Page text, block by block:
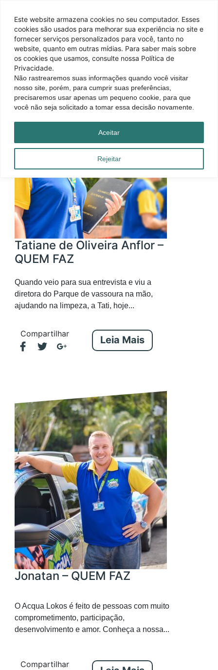
Este website armazena cookies no seu computador. Esses
cookies são usados ​​para melhorar sua experiência no site e
fornecer serviços personalizados para você, tanto no
website, quanto em outras mídias. Para saber mais sobre
os cookies que usamos, consulte nossa Política de
Privacidade.
Não rastrearemos suas informações quando você visitar
nosso site, porém, para cumprir suas preferências,
precisaremos usar apenas um pequeno cookie, para que
você não seja solicitado a tomar essa decisão novamente.
Rejeitar
Aceitar
Tatiane de Oliveira Anflor –
QUEM FAZ
Quando veio para sua entrevista e viu a
diretora do Parque de vassoura na mão,
ajudando na limpeza, a Tati, hoje...
Compartilhar
Leia Mais
Jonatan – QUEM FAZ
O Acqua Lokos é feito de pessoas com muito
comprometimento, participação,
desenvolvimento e amor. Conheça a nossa...
Compartilhar